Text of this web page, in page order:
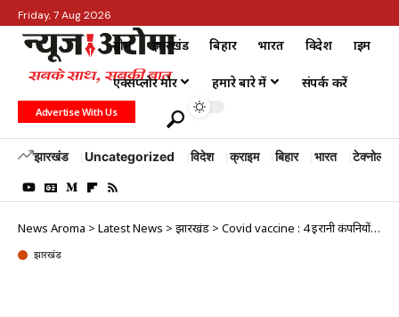
Friday, 7 Aug 2026
होम झारखंड बिहार भारत विदेश क्राइम
एक्सप्लोर मोर हमारे बारे में संपर्क करें
Advertise With Us
झारखंड Uncategorized विदेश क्राइम बिहार भारत टेक्नोलॉजी
News Aroma > Latest News > झारखंड > Covid vaccine : 4 ईरानी कंपनियों ने का मानव परीक्षण शुरू किया
झारखंड